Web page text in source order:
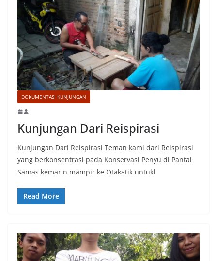
DOKUMENTASI KUNJUNGAN
Kunjungan Dari Reispirasi
Kunjungan Dari Reispirasi Teman kami dari Reispirasi
yang berkonsentrasi pada Konservasi Penyu di Pantai
Samas kemarin mampir ke Otakatik untukl
Read More